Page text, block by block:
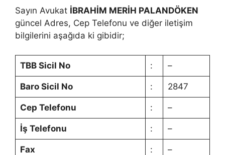
Sayın Avukat İBRAHİM MERİH PALANDÖKEN
güncel Adres, Cep Telefonu ve diğer iletişim
bilgilerini aşağıda ki gibidir;
TBB Sicil No : –
Baro Sicil No : 2847
Cep Telefonu : –
İş Telefonu : –
Fax : –